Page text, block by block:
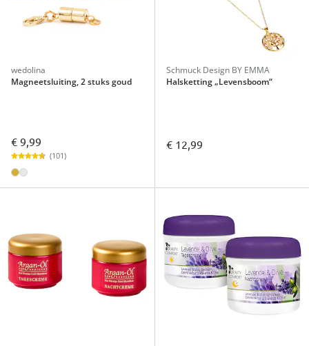
wedolina
Magneetsluiting, 2 stuks goud
€ 9,99
(101)
Schmuck Design BY EMMA
Halsketting „Levensboom“
€ 12,99